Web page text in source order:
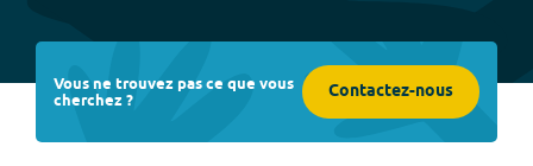
Vous ne trouvez pas ce que vous
cherchez ? Contactez-nous